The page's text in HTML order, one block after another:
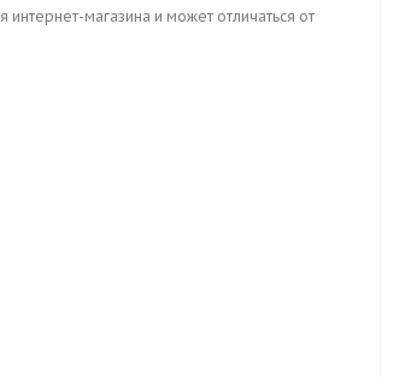
интернет-магазина и может отличаться от